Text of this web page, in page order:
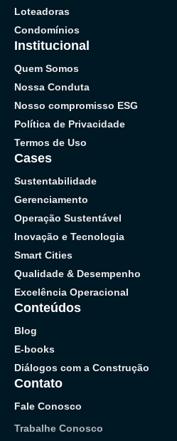
Loteadoras
Condomínios
Institucional
Quem Somos
Nossa Conduta
Nosso compromisso ESG
Política de Privacidade
Termos de Uso
Cases
Sustentabilidade
Gerenciamento
Operação Sustentável
Inovação e Tecnologia
Smart Cities
Qualidade & Desempenho
Excelência Operacional
Conteúdos
Blog
E-books
Diálogos com a Construção
Contato
Fale Conosco
Trabalhe Conosco